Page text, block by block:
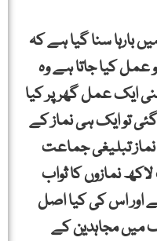
بارہا سنا گیا ہے کہ
کیا جاتا ہے وہ
ایک عمل گھر پر کیا
گئی تو ایک ہی نماز کے
نماز تبلیغی جماعت
نمازوں کا ثواب
اور اس کی کیا اصل
میں مجاہدین کے